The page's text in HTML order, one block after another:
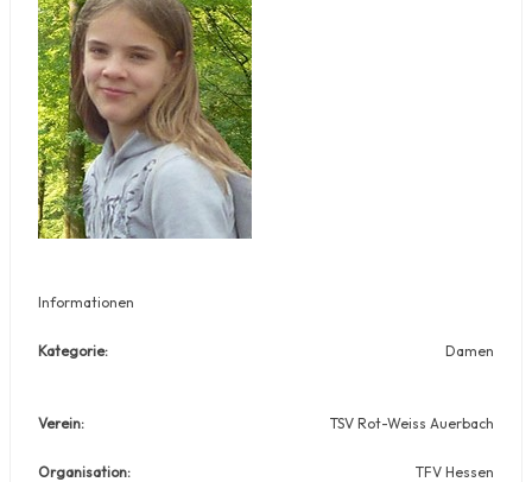
Informationen
Kategorie: Damen
Verein: TSV Rot-Weiss Auerbach
Organisation: TFV Hessen